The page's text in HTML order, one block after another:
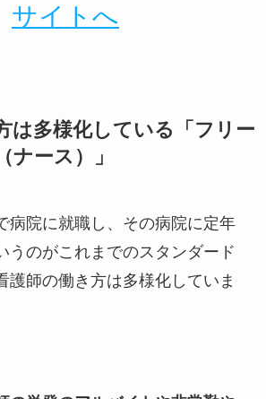
サイトへ
は多様化している「フリー
ナース）」
病院に就職し、その病院に定年
うのがこれまでのスタンダード
護師の働き方は多様化していま